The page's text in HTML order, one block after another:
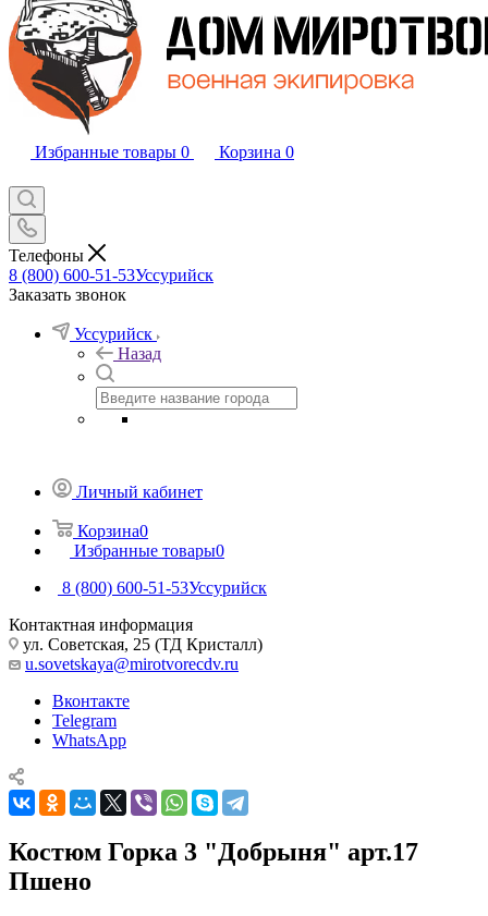
Избранные товары 0 Корзина 0
Телефоны
8 (800) 600-51-53Уссурийск
Заказать звонок
Уссурийск
Назад
Личный кабинет
Корзина0
Избранные товары0
8 (800) 600-51-53Уссурийск
Контактная информация
ул. Советская, 25 (ТД Кристалл)
u.sovetskaya@mirotvorecdv.ru
Вконтакте
Telegram
WhatsApp
Костюм Горка 3 "Добрыня" арт.17
Пшено